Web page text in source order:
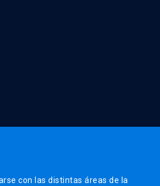
con las distintas áreas de la